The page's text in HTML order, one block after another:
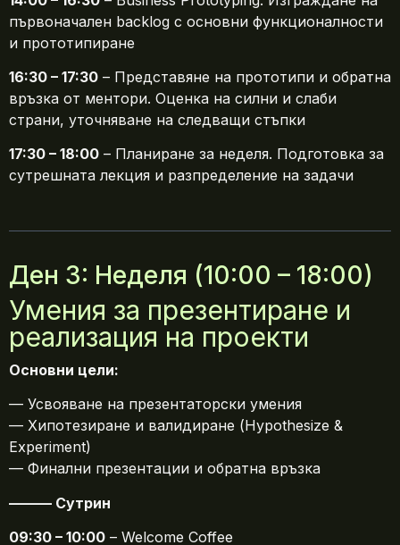
първоначален backlog с основни функционалности
и прототипиране
16:30 – 17:30 – Представяне на прототипи и обратна
връзка от ментори. Оценка на силни и слаби
страни, уточняване на следващи стъпки
17:30 – 18:00 – Планиране за неделя. Подготовка за
сутрешната лекция и разпределение на задачи
Ден 3: Неделя (10:00 – 18:00)
Умения за презентиране и
реализация на проекти
Основни цели:
— Усвояване на презентаторски умения
— Хипотезиране и валидиране (Hypothesize &
Experiment)
— Финални презентации и обратна връзка
——— Сутрин
09:30 – 10:00 – Welcome Coffee